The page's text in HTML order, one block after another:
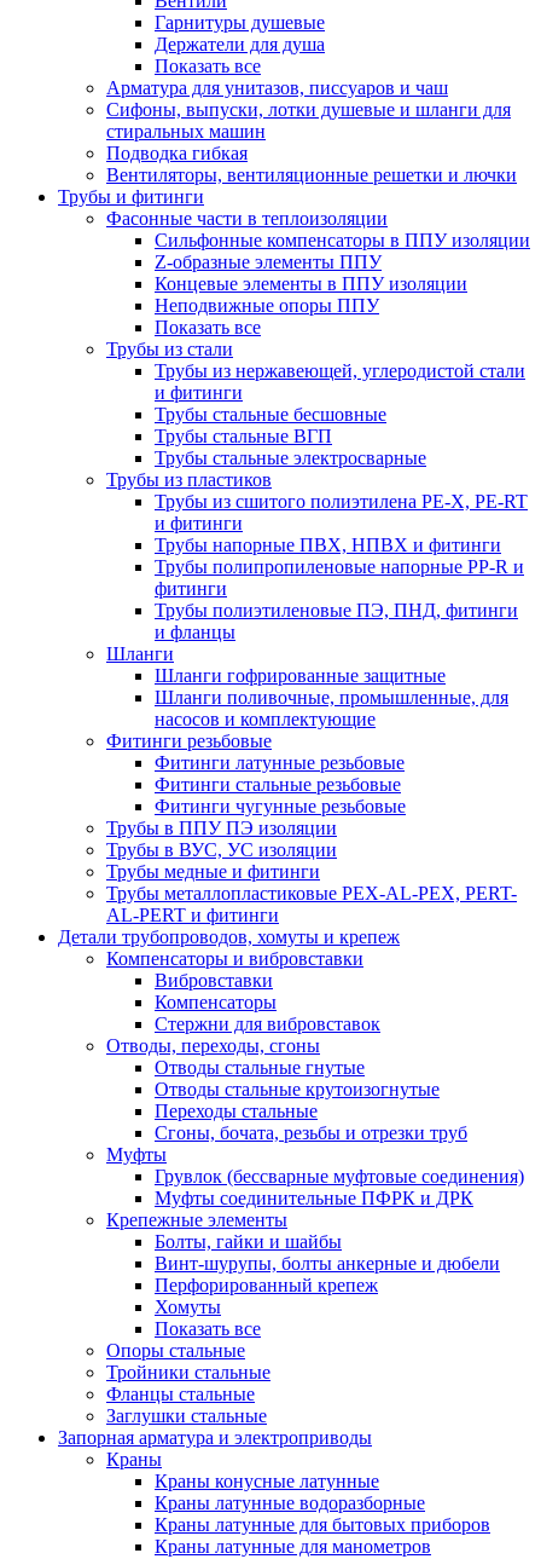
Гарнитуры душевые
Держатели для душа
Показать все
Арматура для унитазов, писсуаров и чаш
Сифоны, выпуски, лотки душевые и шланги для
стиральных машин
Подводка гибкая
Вентиляторы, вентиляционные решетки и лючки
Трубы и фитинги
Фасонные части в теплоизоляции
Cильфонные компенсаторы в ППУ изоляции
Z-образные элементы ППУ
Концевые элементы в ППУ изоляции
Неподвижные опоры ППУ
Показать все
Трубы из стали
Трубы из нержавеющей, углеродистой стали
и фитинги
Трубы стальные бесшовные
Трубы стальные ВГП
Трубы стальные электросварные
Трубы из пластиков
Трубы из сшитого полиэтилена PE-X, PE-RT
и фитинги
Трубы напорные ПВХ, НПВХ и фитинги
Трубы полипропиленовые напорные PP-R и
фитинги
Трубы полиэтиленовые ПЭ, ПНД, фитинги
и фланцы
Шланги
Шланги гофрированные защитные
Шланги поливочные, промышленные, для
насосов и комплектующие
Фитинги резьбовые
Фитинги латунные резьбовые
Фитинги стальные резьбовые
Фитинги чугунные резьбовые
Трубы в ППУ ПЭ изоляции
Трубы в ВУС, УС изоляции
Трубы медные и фитинги
Трубы металлопластиковые PEX-AL-PEX, PERT-
AL-PERT и фитинги
Детали трубопроводов, хомуты и крепеж
Компенсаторы и вибровставки
Вибровставки
Компенсаторы
Стержни для вибровставок
Отводы, переходы, сгоны
Отводы стальные гнутые
Отводы стальные крутоизогнутые
Переходы стальные
Сгоны, бочата, резьбы и отрезки труб
Муфты
Грувлок (бессварные муфтовые соединения)
Муфты соединительные ПФРК и ДРК
Крепежные элементы
Болты, гайки и шайбы
Винт-шурупы, болты анкерные и дюбели
Перфорированный крепеж
Хомуты
Показать все
Опоры стальные
Тройники стальные
Фланцы стальные
Заглушки стальные
Запорная арматура и электроприводы
Краны
Краны конусные латунные
Краны латунные водоразборные
Краны латунные для бытовых приборов
Краны латунные для манометров